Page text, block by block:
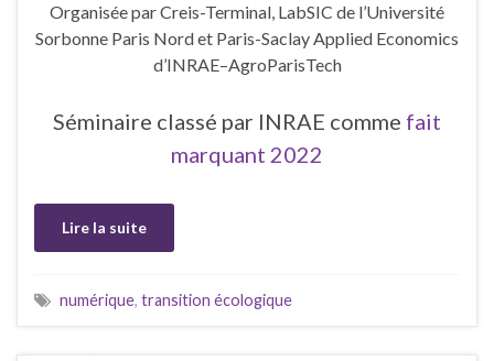
Organisée par Creis-Terminal, LabSIC de l’Université
Sorbonne Paris Nord et Paris-Saclay Applied Economics
d’INRAE–AgroParisTech
Séminaire classé par INRAE comme fait
marquant 2022
Lire la suite
numérique, transition écologique